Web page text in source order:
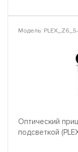
Модель:
Оптический
подсветкой